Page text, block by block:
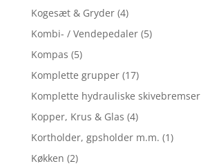
Kogesæt & Gryder (4)
Kombi- / Vendepedaler (5)
Kompas (5)
Komplette grupper (17)
Komplette hydrauliske skivebremser
Kopper, Krus & Glas (4)
Kortholder, gpsholder m.m. (1)
Køkken (2)